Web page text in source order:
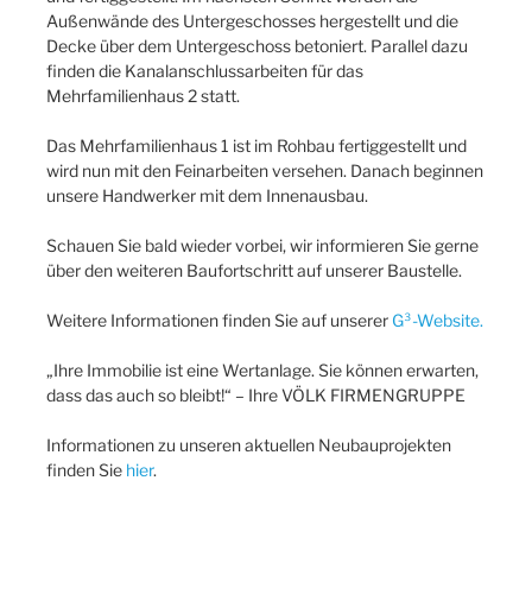
Außenwände des Untergeschosses hergestellt und die
Decke über dem Untergeschoss betoniert. Parallel dazu
finden die Kanalanschlussarbeiten für das
Mehrfamilienhaus 2 statt.
Das Mehrfamilienhaus 1 ist im Rohbau fertiggestellt und
wird nun mit den Feinarbeiten versehen. Danach beginnen
unsere Handwerker mit dem Innenausbau.
Schauen Sie bald wieder vorbei, wir informieren Sie gerne
über den weiteren Baufortschritt auf unserer Baustelle.
Weitere Informationen finden Sie auf unserer G³-Website.
„Ihre Immobilie ist eine Wertanlage. Sie können erwarten,
dass das auch so bleibt!“ – Ihre VÖLK FIRMENGRUPPE
Informationen zu unseren aktuellen Neubauprojekten
finden Sie hier.